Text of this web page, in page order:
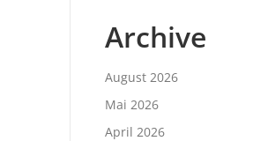
Archive
August 2026
Mai 2026
April 2026